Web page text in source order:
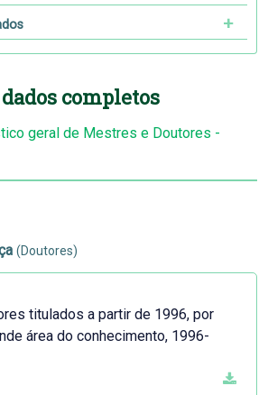
completos
geral de Mestres e Doutores -
(Doutores)
titulados a partir de 1996, por
área do conhecimento, 1996-